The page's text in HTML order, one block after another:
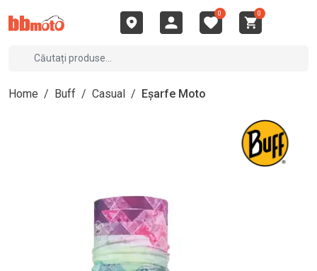
0 0
Home / Buff / Casual / Eșarfe Moto